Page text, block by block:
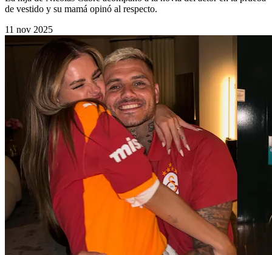
de vestido y su mamá opinó al respecto.
11 nov 2025